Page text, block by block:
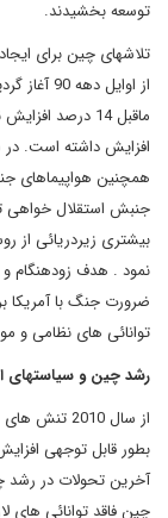
توسعه بخشیدند.
تلاشهای چین برای
ماقبل 14 درصد
نمود . هدف زودهنگام و
ضرورت جنگ با آمریکا
توانائی های نظامی و
رشد چین و سیاستهای
از سال
بطور قابل توجهی
چین فاقد توانائی های